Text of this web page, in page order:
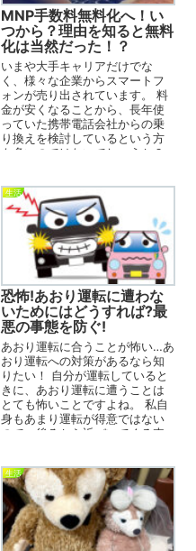
MNP手数料無料化へ！い
つから？理由を知ると無料
化は当然だった！？
いまや大手キャリアだけでな
く、様々な企業からスマートフ
ォンが売り出されています。 料
金が安くなることから、長年使
っていた携帯電話会社からの乗
り換えを検討しているという方
も多いのではないでしょうか？
生活
恐怖!あおり運転に遭わな
いためにはどうすれば?最
悪の事態を防ぐ!
あおり運転に合うことが怖い…あ
おり運転への対策があるなら知
りたい！ 自分が運転していると
きに、あおり運転に遭うことは
とても怖いことですよね。 私自
身もあまり運転が得意ではない
ので、後ろから近づいてくる車
生活